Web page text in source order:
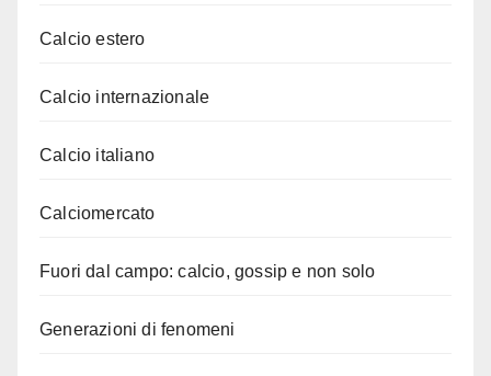
Calcio estero
Calcio internazionale
Calcio italiano
Calciomercato
Fuori dal campo: calcio, gossip e non solo
Generazioni di fenomeni